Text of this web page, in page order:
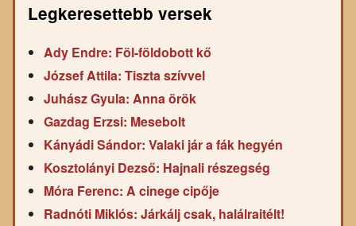
Legkeresettebb versek
Ady Endre: Föl-földobott kő
József Attila: Tiszta szívvel
Juhász Gyula: Anna örök
Gazdag Erzsi: Mesebolt
Kányádi Sándor: Valaki jár a fák hegyén
Kosztolányi Dezső: Hajnali részegség
Móra Ferenc: A cinege cipője
Radnóti Miklós: Járkálj csak, halálraitélt!